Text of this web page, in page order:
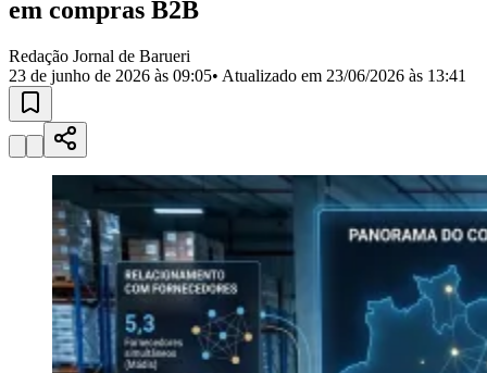
JubranBelvalBethavilleBoa
VistaCalifórnia CarapicuíbaCentroChácaras MarcoCidades da
Região
Militar
Califórnia Jardim dos Altos
Esperança Jardim Graziela
Jardim Paraíso Jardim PaulistaJardim ReginaliceJardim São
Jardim São PedroJardim São Silvestre Jardim SilveiraJardim
Jardim Tupanci Mutinga OsascoParque dos
CamargosParque ImperialParque Santa Luzia Parque VianaPirapora
do Bom JesusRecanto PhrynéaSantana de
ParnaíbaSilveira TamboréVale do Sol Vila Barros Vila Boa Vista Vila
do CondeVila Engenho NovoVila Márcia Vila Nossa Sra. da
EscadaVila PortoVotupoca
Para Sua Empresa
em compras B2B
Redação Jornal de Barueri
23 de junho de 2026 às 09:05• Atualizado em 23/06/2026 às 13:41